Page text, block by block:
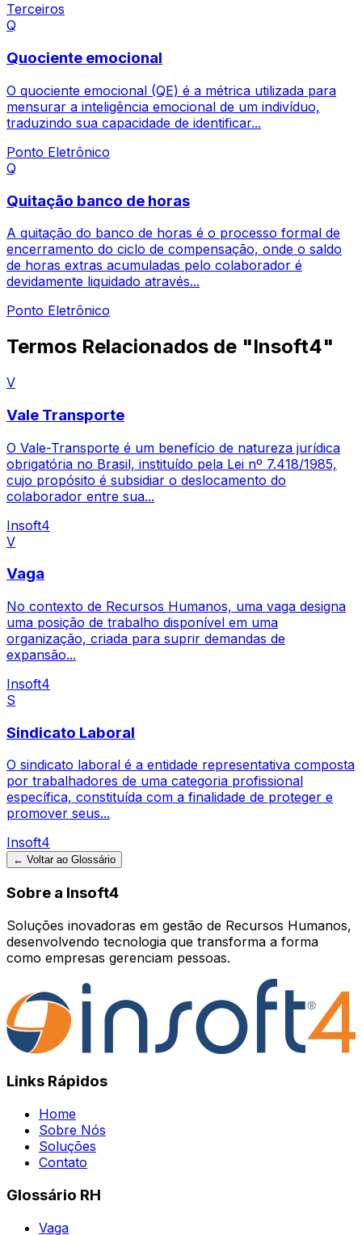
Terceiros
Q
Quociente emocional
O quociente emocional (QE) é a métrica utilizada para
mensurar a inteligência emocional de um indivíduo,
traduzindo sua capacidade de identificar...
Ponto Eletrônico
Q
Quitação banco de horas
A quitação do banco de horas é o processo formal de
encerramento do ciclo de compensação, onde o saldo
de horas extras acumuladas pelo colaborador é
devidamente liquidado através...
Ponto Eletrônico
Termos Relacionados de "Insoft4"
V
Vale Transporte
O Vale-Transporte é um benefício de natureza jurídica
obrigatória no Brasil, instituído pela Lei nº 7.418/1985,
cujo propósito é subsidiar o deslocamento do
colaborador entre sua...
Insoft4
V
Vaga
No contexto de Recursos Humanos, uma vaga designa
uma posição de trabalho disponível em uma
organização, criada para suprir demandas de
expansão...
Insoft4
S
Sindicato Laboral
O sindicato laboral é a entidade representativa composta
por trabalhadores de uma categoria profissional
específica, constituída com a finalidade de proteger e
promover seus...
Insoft4
← Voltar ao Glossário
Sobre a Insoft4
Soluções inovadoras em gestão de Recursos Humanos,
desenvolvendo tecnologia que transforma a forma
como empresas gerenciam pessoas.
Links Rápidos
Home
Sobre Nós
Soluções
Contato
Glossário RH
Vaga